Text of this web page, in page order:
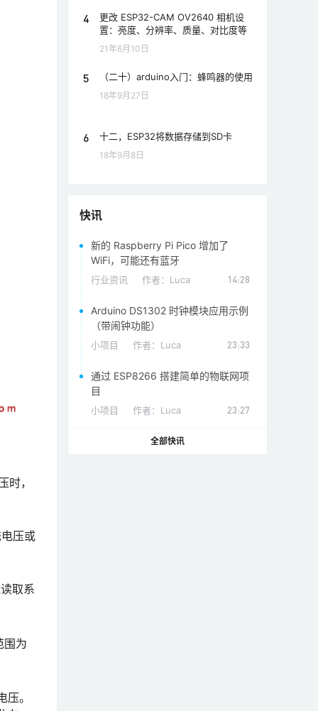
，
压或
取系
围为
。
4
更改 ESP32-CAM OV2640 相机设
置：亮度、分辨率、质量、对比度等
21年6月10日
5 （二十）arduino入门：蜂鸣器的使用
18年9月27日
6 十二，ESP32将数据存储到SD卡
18年9月8日
快讯
新的 Raspberry Pi Pico 增加了
WiFi，可能还有蓝牙
行业资讯 作者： Luca 14:28
Arduino DS1302 时钟模块应用示例
（带闹钟功能）
小项目 作者： Luca 23:33
通过 ESP8266 搭建简单的物联网项
目
小项目 作者： Luca 23:27
全部快讯